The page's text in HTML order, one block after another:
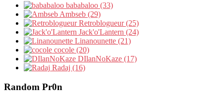
bababaloo (33)
Ambseb (29)
Retroblogueur (25)
Jack'o'Lantern (24)
Linanounette (21)
cocole (20)
DIlanNoKaze (17)
Radaj (16)
Random Pr0n